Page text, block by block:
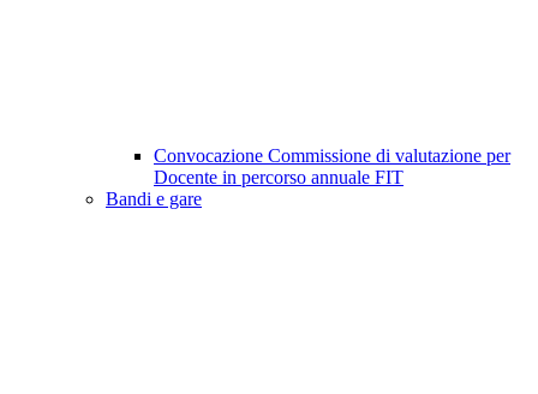
Convocazione Commissione di valutazione per
Docente in percorso annuale FIT
Bandi e gare